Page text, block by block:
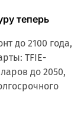
теперь
до 2100 года,
TFIE-
до 2050,